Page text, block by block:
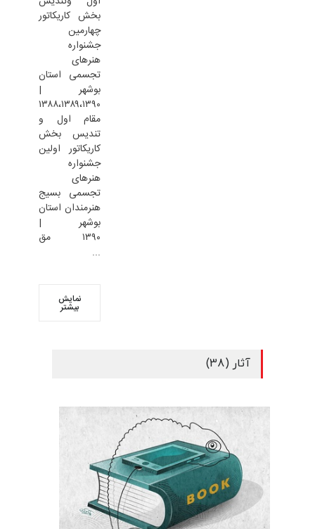
بخش کاریکاتور
چهارمین
جشنواره
هنرهای
تجسمی استان
بوشهر |
۱۳۸۸،۱۳۸۹،۱۳۹۰
مقام اول و
تندیس بخش
کاریکاتور اولین
جشنواره
هنرهای
تجسمی بسیج
هنرمندان استان
بوشهر |
۱۳۹۰ مق
...
نمایش
بیشتر
آثار (38)